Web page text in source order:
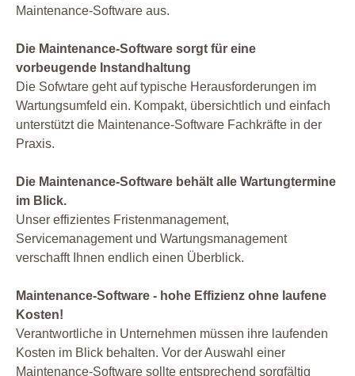
Maintenance-Software aus.
Die Maintenance-Software sorgt für eine
vorbeugende Instandhaltung
Die Sofwtare geht auf typische Herausforderungen im
Wartungsumfeld ein. Kompakt, übersichtlich und einfach
unterstützt die Maintenance-Software Fachkräfte in der
Praxis.
Die Maintenance-Software behält alle Wartungtermine
im Blick.
Unser effizientes Fristenmanagement,
Servicemanagement und Wartungsmanagement
verschafft Ihnen endlich einen Überblick.
Maintenance-Software - hohe Effizienz ohne laufene
Kosten!
Verantwortliche in Unternehmen müssen ihre laufenden
Kosten im Blick behalten. Vor der Auswahl einer
Maintenance-Software sollte entsprechend sorgfältig